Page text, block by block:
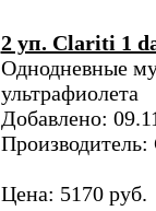
2 уп. Clariti 1
Однодневные
ультрафиолета
Добавлено:
Цена: 5170 руб.